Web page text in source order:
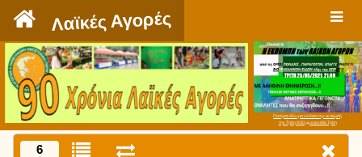
Λαϊκές Αγορές
Πατήστε εδώ για να δείτε την εκπομπή
την Τρίτη 9:00 μμ και κάθε Τρίτη
6